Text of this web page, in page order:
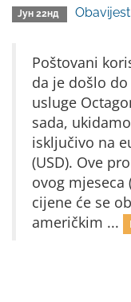
Јун 22нд
Poštovani
da je došlo
usluge
sada,
isključivo na
(USD). Ove
ovog mjeseca
cijene će se
američkim ...